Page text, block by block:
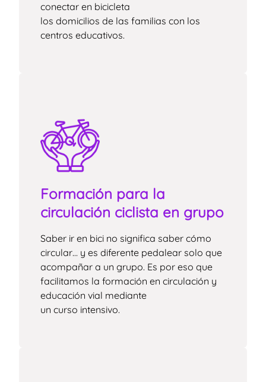
conectar en bicicleta
los domicilios de las familias con los
centros educativos.
Formación para la
circulación ciclista en grupo
Saber ir en bici no significa saber cómo
circular… y es diferente pedalear solo que
acompañar a un grupo. Es por eso que
facilitamos la formación en circulación y
educación vial mediante
un curso intensivo.